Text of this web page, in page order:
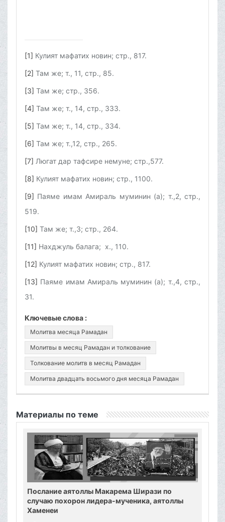
[1] Кулият мафатих новин; стр., 817.
[2] Там же; т., 11, стр., 85.
[3] Там же; стр., 356.
[4] Там же; т., 14, стр., 333.
[5] Там же; т., 14, стр., 334.
[6] Там же; т.,12, стр., 265.
[7] Люгат дар тафсире немуне; стр.,577.
[8] Кулият мафатих новин; стр., 1100.
[9] Паяме имам Амираль муминин (а); т.,2, стр.,
519.
[10] Там же; т.,3; стр., 264.
[11] Нахджуль балага; х., 110.
[12] Кулият мафатих новин; стр., 817.
[13] Паяме имам Амираль муминин (а); т.,4, стр.,
31.
Ключевые слова :
Молитва месяца Рамадан
Молитвы в месяц Рамадан и толкование
Толкование молитв в месяц Рамадан
Молитва двадцать восьмого дня месяца Рамадан
Материалы по теме
Послание аятоллы Макарема Ширази по
случаю похорон лидера-мученика, аятоллы
Хаменеи